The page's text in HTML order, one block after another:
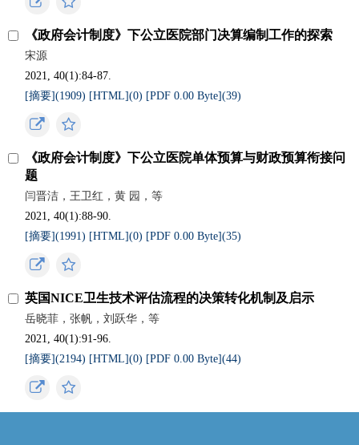
《政府会计制度》下公立医院部门决算编制工作的探索
宋源
2021, 40(1):84-87.
[摘要](1909) [HTML](0) [PDF 0.00 Byte](39)
《政府会计制度》下公立医院单体预算与财政预算衔接问
题
闫晋洁，王卫红，黄 园，等
2021, 40(1):88-90.
[摘要](1991) [HTML](0) [PDF 0.00 Byte](35)
英国NICE卫生技术评估流程的决策转化机制及启示
岳晓菲，张帆，刘跃华，等
2021, 40(1):91-96.
[摘要](2194) [HTML](0) [PDF 0.00 Byte](44)